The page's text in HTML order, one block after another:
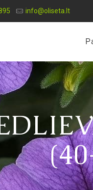
info@oliseta.lt